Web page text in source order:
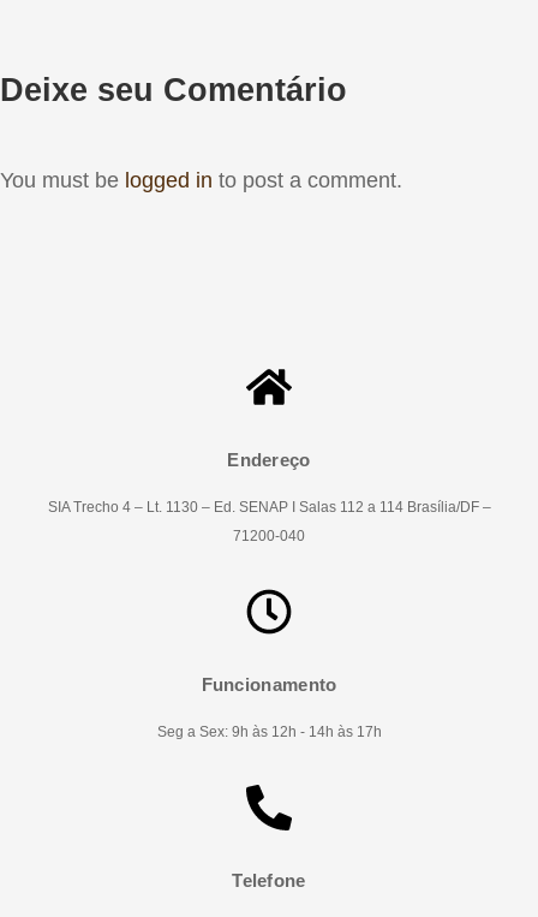
Deixe seu Comentário
You must be logged in to post a comment.
Endereço
SIA Trecho 4 – Lt. 1130 – Ed. SENAP I Salas 112 a 114 Brasília/DF –
71200-040
Funcionamento
Seg a Sex: 9h às 12h - 14h às 17h
Telefone